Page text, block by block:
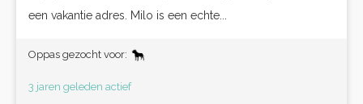
een vakantie adres. Milo is een echte...
Oppas gezocht voor:
3 jaren geleden actief